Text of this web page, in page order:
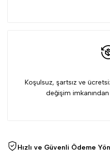
Koşulsuz, şartsız ve
değişim
Hızlı ve Güvenli Ödeme